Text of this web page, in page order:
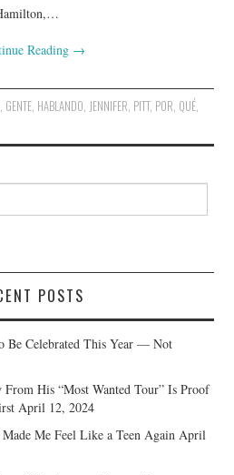
Reading →
, GENTE, HABLANDO, JENNIFER, PITT, POR, QUÉ,
POSTS
Be Celebrated This Year — Not
From His “Most Wanted Tour” Is Proof
April 12, 2024
Me Feel Like a Teen Again April